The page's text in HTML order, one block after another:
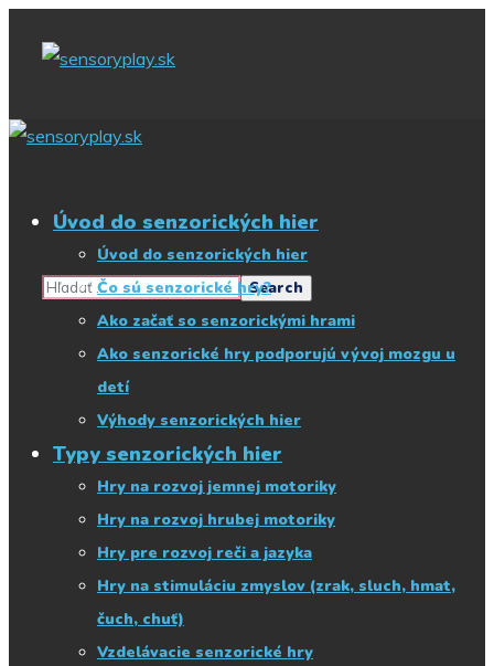
Začnite písať, čo
hľadáte
Úvod do senzorických hier
Úvod do senzorických hier
Čo sú senzorické hry?
Ako začať so senzorickými hrami
Ako senzorické hry podporujú vývoj mozgu u
detí
Výhody senzorických hier
Typy senzorických hier
Hry na rozvoj jemnej motoriky
Hry na rozvoj hrubej motoriky
Hry pre rozvoj reči a jazyka
Hry na stimuláciu zmyslov (zrak, sluch, hmat,
čuch, chuť)
Vzdelávacie senzorické hry